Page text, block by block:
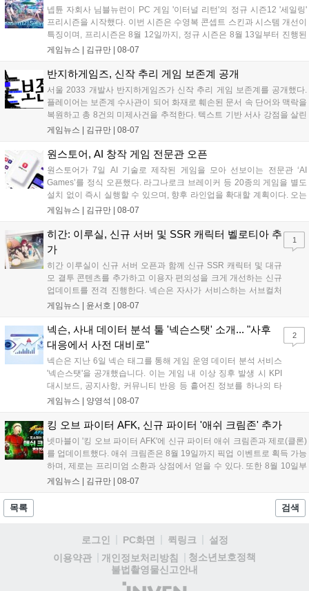
넵튠 자회사 님블뉴런이 PC 게임 '이터널 리턴'의 정규 시즌12 '세일링'
프리시즌을 시작했다. 이번 시즌은 수영복 콘셉트 스킨과 시스템 개선이
특징이며, 프리시즌은 8월 12일까지, 정규 시즌은 8월 13일부터 진행된
다. 실험체 관찰일지 추가와 후반부 전략 강화를 위한 다중 크로노 스피
대를 모으고 있다....
게임뉴스 | 김규만 | 08-07
반지하게임즈, 신작 추리 게임 보존계 공개
서울 2033 개발사 반지하게임즈가 신작 추리 게임 보존계를 공개했다.
플레이어는 보존계 수사관이 되어 화재로 훼손된 문서 속 단어와 맥락을
복원하고 총 8건의 미제사건을 추적한다. 텍스트 기반 서사 강점을 살린
이번 게임은 정보 조합과 사건 재구성이 핵심이며, 현재 스팀 상점 페이
개발에 박차를 가하고 있다....
게임뉴스 | 김규만 | 08-07
원스토어, AI 창작 게임 전문관 오픈
원스토어가 7일 AI 기술로 제작된 게임을 모아 선보이는 전문관 ‘AI
Games’를 정식 오픈했다. 라그나로크 브레이커 등 20종의 게임을 별도
설치 없이 즉시 실행할 수 있으며, 향후 라인업을 확대할 계획이다. 오는
11일부터는 게임 실행 시 할인 쿠폰을 지급하는 오픈 기념 이벤트도 진
있는 환경을 조성해 창작자와 이용자 모두에게 새로운 경험을 제공할 것
으로 기대된다....
게임뉴스 | 김규만 | 08-07
히간: 이루실, 신규 서버 및 SSR 캐릭터 벨로티아 추
가
히간 이루실이 신규 서버 오픈과 함께 신규 SSR 캐릭터 및 대규
모 결투 콘텐츠를 추가하고 이용자 편의성을 크게 개선하는 신규
업데이트를 전격 진행한다. 넥슨은 자사가 서비스하는 서브컬처
게임 히간 이루실에 신규 서버 'world3'을 개설하고 신규 캐릭터
이번 업데이트를 통해 어둠 속 서큐버스...
게임뉴스 | 윤서호 | 08-07
1
넥슨, 사내 데이터 분석 툴 '넥슨스탯' 소개... "사후
대응에서 사전 대비로"
넥슨은 지난 6일 넥슨 태그를 통해 게임 운영 데이터 분석 서비스
'넥슨스탯'을 공개했습니다. 이는 게임 내 이상 징후 발생 시 KPI
대시보드, 공지사항, 커뮤니티 반응 등 흩어진 정보를 하나의 타
임라인에 연결해 원인을 빠르게 파악하도록 돕는 관제 허브입니
중심의 운영 방식을 사전 대비 체계로 전환하며 데이터 기반의 효
게임뉴스 | 양영석 | 08-07
2
킹 오브 파이터 AFK, 신규 파이터 '애쉬 크림존' 추가
넷마블이 '킹 오브 파이터 AFK'에 신규 파이터 애쉬 크림존과 제로(클론)
를 업데이트했다. 애쉬 크림존은 8월 19일까지 픽업 이벤트로 획득 가능
하며, 제로는 프리미엄 소환과 상점에서 얻을 수 있다. 또한 8월 10일부
터 14일까지 럭키 엘피 이벤트로 론을, 13일부터 26일까지 트로피칼 아
게임뉴스 | 김규만 | 08-07
목록 검색
로그인 PC화면 퀵링크
설정
이용약관
개인정보처리방침
청소년보호정책
불법촬영물신고안내
(주)